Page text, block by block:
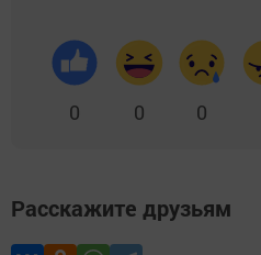
0 0 0
Расскажите друзьям